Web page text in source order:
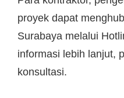
proyek dapat
Surabaya melalui
informasi lebih lanjut,
konsultasi.